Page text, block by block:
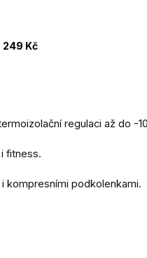
249 Kč
regulaci až do -
fitness.
kompresními podkolenkami.